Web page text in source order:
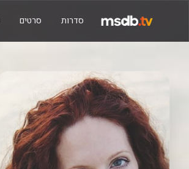
סדרות סרטים